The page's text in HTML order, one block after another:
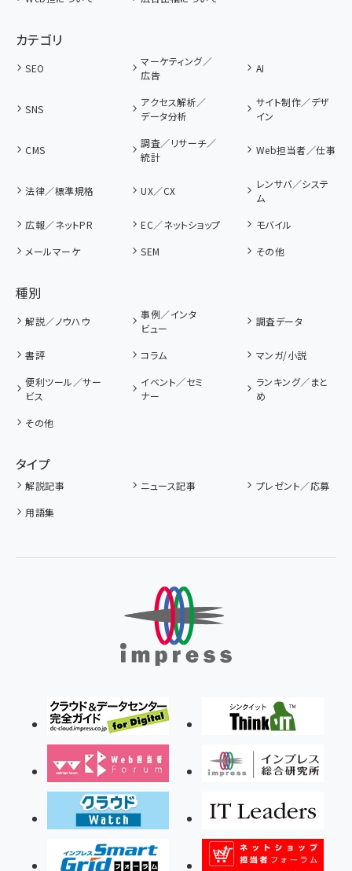
カテゴリ
SEO
マーケティング／
広告
AI
SNS
アクセス解析／
データ分析
サイト制作／デザ
イン
CMS
調査／リサーチ／
統計
Web担当者／仕事
法律／標準規格 UX／CX
レンサバ／システ
ム
広報／ネットPR
EC／ネットショップ
モバイル
メールマーケ
SEM その他
種別
解説／ノウハウ
事例／インタ
ビュー
調査データ
書評 コラム
マンガ/小説
便利ツール／サー
ビス
イベント／セミ
ナー
ランキング／まと
め
その他
タイプ
解説記事 ニュース記事
プレゼント／応募
用語集